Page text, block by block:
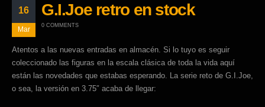
16
Mar
G.I.Joe retro en stock
0 COMMENTS
Atentos a las nuevas entradas en almacén. Si lo tuyo es seguir
coleccionado las figuras en la escala clásica de toda la vida aquí
están las novedades que estabas esperando. La serie reto de G.I.Joe,
o sea, la versión en 3.75″ acaba de llegar: